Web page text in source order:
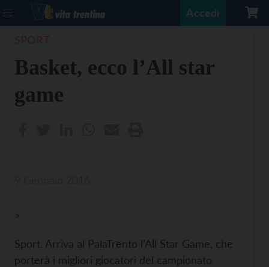
Accedi
Basket, ecco l’All star
game
>
Sport. Arriva al PalaTrento l’All Star Game, che
porterà i migliori giocatori del campionato